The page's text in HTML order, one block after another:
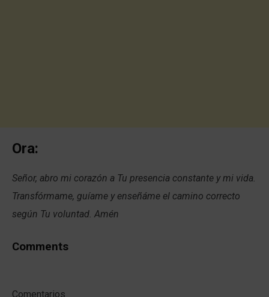
Ora:
Señor, abro mi corazón a Tu presencia constante y mi vida.
Transfórmame, guíame y enseñáme el camino correcto
según Tu voluntad. Amén
Comments
Comentarios